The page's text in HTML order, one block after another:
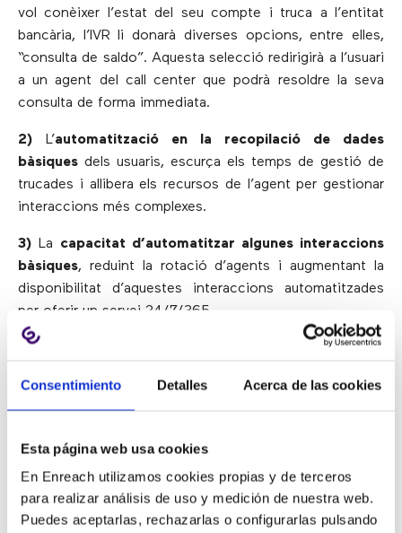
Consentimiento Detalles Acerca de las cookies
Esta página web usa cookies
En Enreach utilizamos cookies propias y de terceros
para realizar análisis de uso y medición de nuestra web.
Puedes aceptarlas, rechazarlas o configurarlas pulsando
vol conèixer l’estat del seu compte i truca a l’entitat
bancària, l’IVR li donarà diverses opcions, entre elles,
“consulta de saldo”. Aquesta selecció redirigirà a l’usuari
a un agent del call center que podrà resoldre la seva
consulta de forma immediata.
2) L’automatització en la recopilació de dades
bàsiques dels usuaris, escurça els temps de gestió de
trucades i allibera els recursos de l’agent per gestionar
interaccions més complexes.
3) La capacitat d’automatitzar algunes interaccions
bàsiques, reduint la rotació d’agents i augmentant la
disponibilitat d’aquestes interaccions automatitzades
per oferir un servei 24/7/365.
Aquests avantatges són només una petita mostra de
que marquen una gran diferència en l’experiència dels
usuaris.
A un nivell més tècnic,
automatitzat que permet als usuaris interactuar amb
el sistema d’atenció al client d’una empresa a través
d’un menú de veu configurable o del teclat. Serveix de